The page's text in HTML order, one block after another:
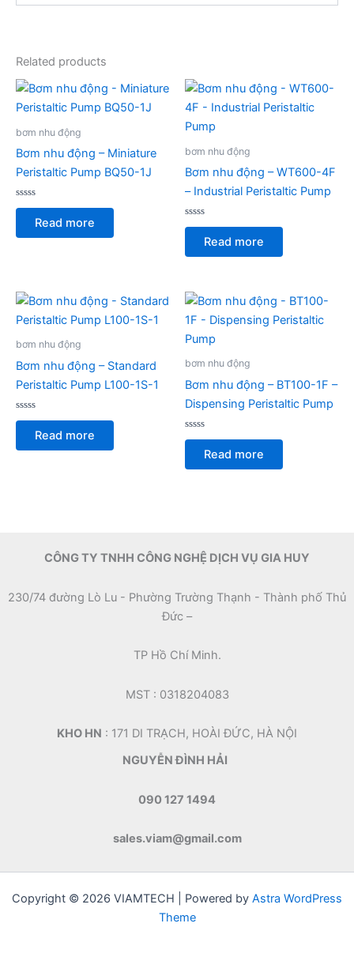
Related products
bơm nhu động
Bơm nhu động – Miniature
Peristaltic Pump BQ50-1J
Rated
of
Read more
bơm nhu động
Bơm nhu động – WT600-4F
– Industrial Peristaltic Pump
Rated
of
Read more
bơm nhu động
Bơm nhu động – Standard
Peristaltic Pump L100-1S-1
Rated
of
Read more
bơm nhu động
Bơm nhu động – BT100-1F –
Dispensing Peristaltic Pump
Rated
of
Read more
CÔNG TY TNHH CÔNG NGHỆ DỊCH VỤ GIA HUY
230/74 đường Lò Lu - Phường Trường Thạnh - Thành phố Thủ
Đức –
TP Hồ Chí Minh.
MST : 0318204083
KHO HN : 171 DI TRẠCH, HOÀI ĐỨC, HÀ NỘI
NGUYỄN ĐÌNH HẢI
090 127 1494
sales.viam@gmail.com
Copyright © 2026 VIAMTECH | Powered by Astra WordPress
Theme